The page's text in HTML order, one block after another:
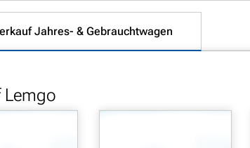
Jahres- & Gebrauchtwagen
Lemgo